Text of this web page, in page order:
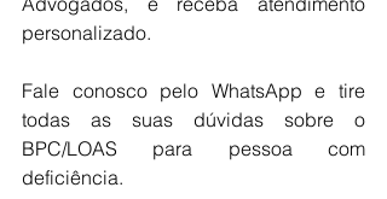
personalizado.
Fale conosco pelo WhatsApp e tire
todas as suas dúvidas sobre o
BPC/LOAS para pessoa com
deficiência.